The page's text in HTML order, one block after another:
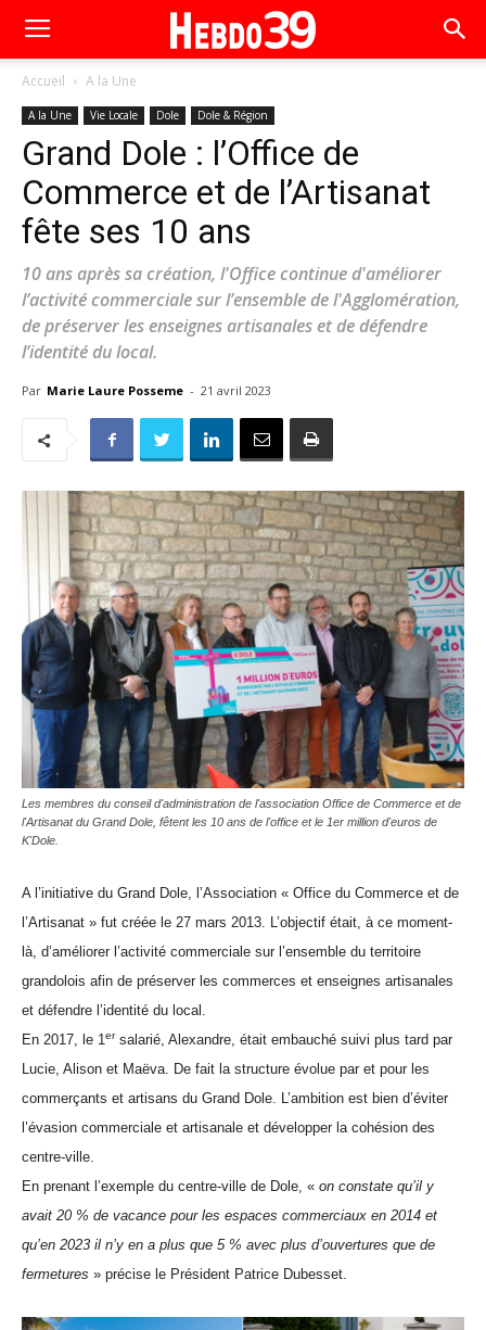
Accueil A la Une
A la Une Vie Locale Dole Dole & Région
Grand Dole : l’Office de
Commerce et de l’Artisanat
fête ses 10 ans
10 ans après sa création, l'Office continue d'améliorer
l’activité commerciale sur l’ensemble de l'Agglomération,
de préserver les enseignes artisanales et de défendre
l’identité du local.
Par Marie Laure Posseme - 21 avril 2023
Les membres du conseil d'administration de l'association Office de Commerce et de
l'Artisanat du Grand Dole, fêtent les 10 ans de l'office et le 1er million d'euros de
K'Dole.
A l’initiative du Grand Dole, l’Association « Office du Commerce et de
l’Artisanat » fut créée le 27 mars 2013. L’objectif était, à ce moment-
là, d’améliorer l’activité commerciale sur l’ensemble du territoire
grandolois afin de préserver les commerces et enseignes artisanales
et défendre l’identité du local.
En 2017, le 1ersalarié, Alexandre, était embauché suivi plus tard par
Lucie, Alison et Maëva. De fait la structure évolue par et pour les
commerçants et artisans du Grand Dole. L’ambition est bien d’éviter
l’évasion commerciale et artisanale et développer la cohésion des
centre-ville.
En prenant l’exemple du centre-ville de Dole, « on constate qu’il y
avait 20 % de vacance pour les espaces commerciaux en 2014 et
qu’en 2023 il n’y en a plus que 5 % avec plus d’ouvertures que de
fermetures » précise le Président Patrice Dubesset.